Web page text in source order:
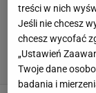
treści w nich
Jeśli nie chcesz
chcesz wycofać
„Ustawień
Twoje dane
badania i